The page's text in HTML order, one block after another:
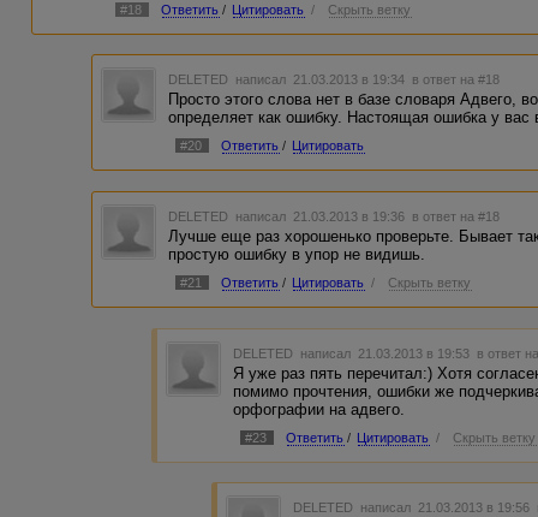
#18 Ответить / Цитировать / Скрыть ветку
DELETED написал 21.03.2013 в 19:34 в ответ на #18
Просто этого слова нет в базе словаря Адвего,
определяет как ошибку. Настоящая ошибка у
#20 Ответить / Цитировать
DELETED написал 21.03.2013 в 19:36 в ответ на #18
Лучше еще раз хорошенько проверьте. Бывает
простую ошибку в упор не видишь.
#21 Ответить / Цитировать / Скрыть ветку
DELETED написал 21.03.2013 в 19:53 в ответ
Я уже раз пять перечитал:) Хотя
помимо прочтения, ошибки же
орфографии на адвего.
#23 Ответить / Цитировать / Скрыть ветку
DELETED написал 21.03.2013 в 19:56